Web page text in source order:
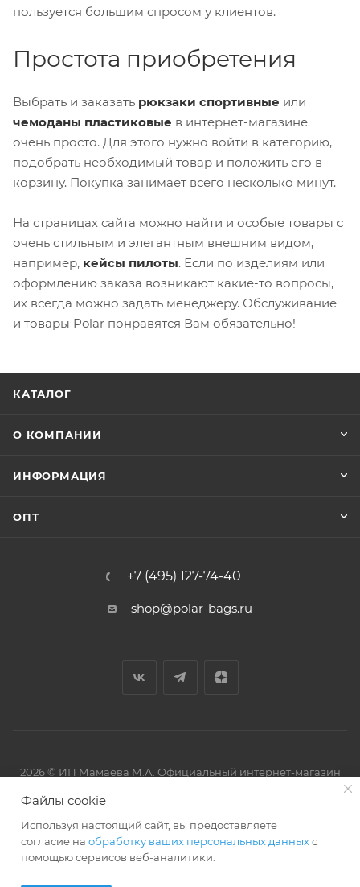
пользуется большим спросом у клиентов.
Простота приобретения
Выбрать и заказать рюкзаки спортивные или
чемоданы пластиковые в интернет-магазине
очень просто. Для этого нужно войти в категорию,
подобрать необходимый товар и положить его в
корзину. Покупка занимает всего несколько минут.
На страницах сайта можно найти и особые товары с
очень стильным и элегантным внешним видом,
например, кейсы пилоты. Если по изделиям или
оформлению заказа возникают какие-то вопросы,
их всегда можно задать менеджеру. Обслуживание
и товары Polar понравятся Вам обязательно!
КАТАЛОГ
О КОМПАНИИ
ИНФОРМАЦИЯ
ОПТ
+7 (495) 127-74-40
shop@polar-bags.ru
2026 © ИП Мамаева М.А. Официальный интернет-магазин
Файлы cookie
Используя настоящий сайт, вы предоставляете
согласие на обработку ваших персональных данныхс
помощью сервисов веб-аналитики.